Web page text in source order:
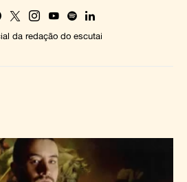
da redação do escutai